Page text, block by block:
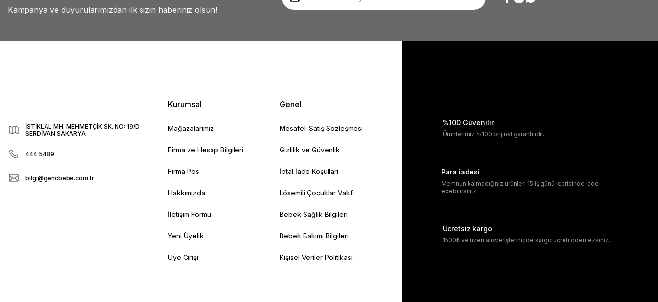
Kampanya ve duyurularımızdan ilk sizin haberiniz olsun!
İSTİKLAL MH. MEHMETÇİK SK. NO: 19/D
SERDİVAN SAKARYA
444 5489
bilgi@gencbebe.com.tr
Kurumsal
Mağazalarımız
Firma ve Hesap Bilgileri
Firma Pos
Hakkımızda
İletişim Formu
Yeni Üyelik
Üye Girişi
Genel
Mesafeli Satış Sözleşmesi
Gizlilik ve Güvenlik
İptal İade Koşullari
Lösemili Çocuklar Vakfı
Bebek Sağlık Bilgileri
Bebek Bakımı Bilgileri
Kişisel Veriler Politikası
%100 Güvenilir
Ürünlerimiz %100 orijinal garantilidir.
Para iadesi
Memnun kalmadığınız ürünleri 15 iş günü içerisinde iade
edebilirsiniz.
Ücretsiz kargo
1500₺ ve üzeri alışverişlerinizde kargo ücreti ödemezsiniz.